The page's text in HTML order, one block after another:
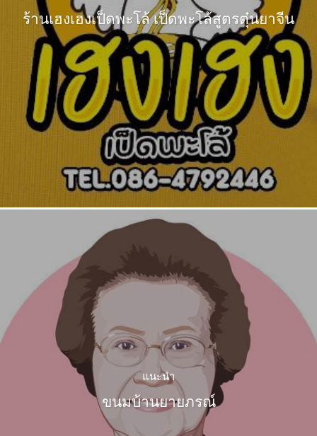
ร้านเฮงเฮงเป็ดพะโล้ เป็ดพะโล้สูตรตุ๋นยาจีน
แนะนำ
ขนมบ้านยายภรณ์